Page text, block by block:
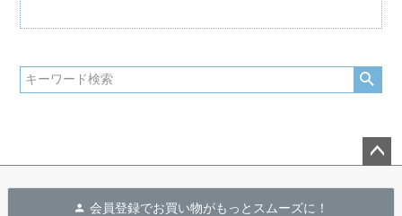
会員登録でお買い物がもっとスムーズに！